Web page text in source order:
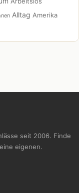
Alltag Amerika
seit 2006. Finde
eigenen.